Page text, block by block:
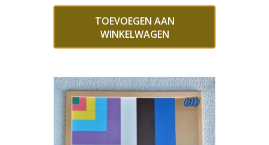
TOEVOEGEN AAN
WINKELWAGEN